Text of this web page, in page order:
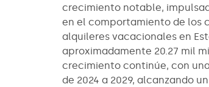
crecimiento notable,
en el comportamiento de los
alquileres vacacionales en
aproximadamente 20.27 mil
crecimiento continúe, con
de 2024 a 2029, alcanzando